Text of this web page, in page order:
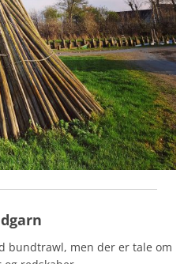
bundtrawl, men der er tale om